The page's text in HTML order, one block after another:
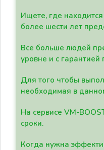
Ищете, где
более шести лет
Все больше людей
уровне и с гарантией
Для того чтобы
необходимая в
На сервисе VM-
сроки.
Когда нужна